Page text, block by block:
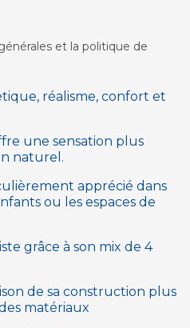
et la politique de
réalisme, confort et
une sensation plus
naturel.
apprécié dans
ou les espaces de
grâce à son mix de 4
de sa construction plus
matériaux